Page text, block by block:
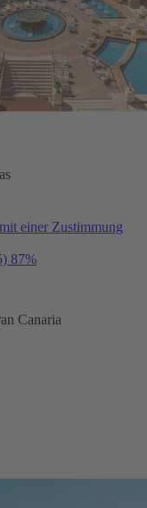
einer Zustimmung
87%
Canaria